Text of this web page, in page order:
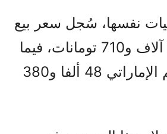
نفسها، سُجل سعر بيع
اليورو عند 210 آلاف و710 تومانات، فيما
بلغ سعر الدرهم الإماراتي 48 ألفا و380